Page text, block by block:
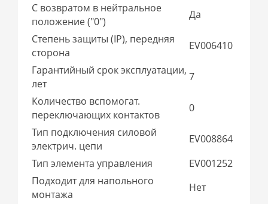
С возвратом в нейтральное
положение ("0")
Да
Степень защиты (IP), передняя
сторона
EV006410
Гарантийный срок эксплуатации,
лет
7
Количество вспомогат.
переключающих контактов
0
Тип подключения силовой
электрич. цепи
EV008864
Тип элемента управления
EV001252
Подходит для напольного
монтажа
Нет